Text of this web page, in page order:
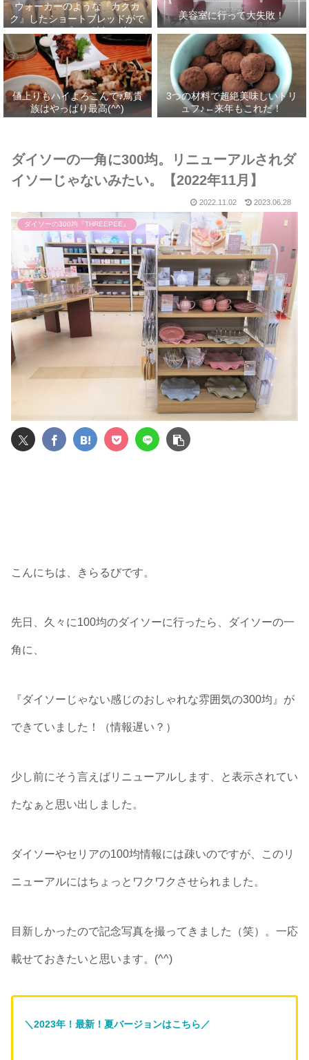
ウォーカーのような『カクカ
ク』したショートブレッドがで
きた！フープロで時短＆楽チ
ン！
美容室に行って大失敗！
値上りもハイよろこんで♪鳥貴
族はやっぱり最高(^^)
3つの材料で超絶美味しいトリ
ュフ♪←来年もこれだ！
ダイソーの一角に300均。リニューアルされダ
イソーじゃないみたい。【2022年11月】
2022.11.02 2023.06.28
ダイソーの300均『THREEPEE』
こんにちは、きらるびです。
先日、久々に100均のダイソーに行ったら、ダイソーの一
角に、
『ダイソーじゃない感じのおしゃれな雰囲気の300均』が
できていました！（情報遅い？）
少し前にそう言えばリニューアルします、と表示されてい
たなぁと思い出しました。
ダイソーやセリアの100均情報には疎いのですが、このリ
ニューアルにはちょっとワクワクさせられました。
目新しかったので記念写真を撮ってきました（笑）。一応
載せておきたいと思います。(^^)
＼2023年！最新！夏バージョンはこちら／